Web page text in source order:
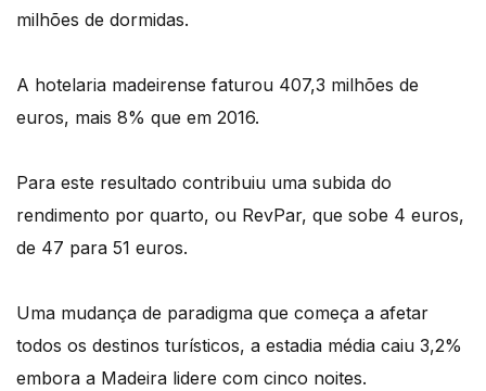
milhões de dormidas.
A hotelaria madeirense faturou 407,3 milhões de
euros, mais 8% que em 2016.
Para este resultado contribuiu uma subida do
rendimento por quarto, ou RevPar, que sobe 4 euros,
de 47 para 51 euros.
Uma mudança de paradigma que começa a afetar
todos os destinos turísticos, a estadia média caiu 3,2%
embora a Madeira lidere com cinco noites.